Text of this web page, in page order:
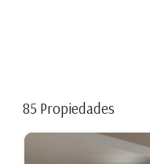
85 Propiedades